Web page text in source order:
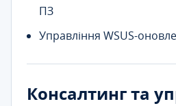
ПЗ
Управління WSUS-
Консалтинг та